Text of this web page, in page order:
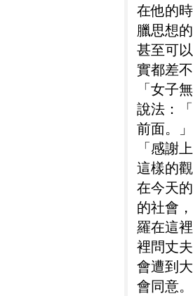
在他的
臘思想
甚至可
實都差
「女子
說法：
前面。
「感謝
這樣的
在今天
的社會
羅在這
裡問丈
會遭到
會同意。